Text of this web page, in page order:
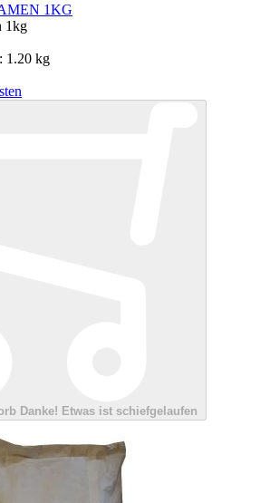
1KG
1kg
1.20 kg
Danke! Etwas ist schiefgelaufen